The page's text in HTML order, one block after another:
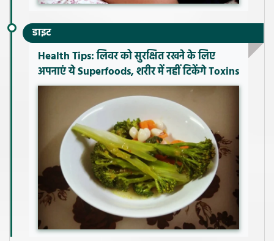
डाइट
Health Tips: लिवर को सुरक्षित रखने के लिए
अपनाएं ये Superfoods, शरीर में नहीं टिकेंगे Toxins